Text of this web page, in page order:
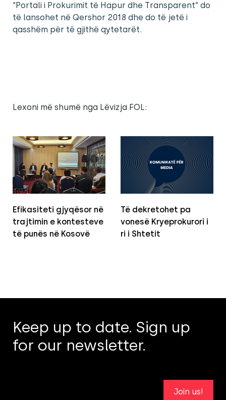
“Portali i Prokurimit të Hapur dhe Transparent” do
të lansohet në Qershor 2018 dhe do të jetë i
qasshëm për të gjithë qytetarët.
Lexoni më shumë nga Lëvizja FOL:
Efikasiteti gjyqësor në
trajtimin e kontesteve
të punës në Kosovë
Të dekretohet pa
vonesë Kryeprokurori i
ri i Shtetit
Keep up to date. Sign up
for our newsletter.
Join us!